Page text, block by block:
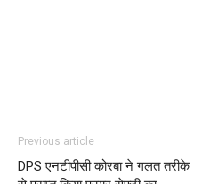
Previous article
DPS एनटीपीसी कोरबा ने गलत तरीके